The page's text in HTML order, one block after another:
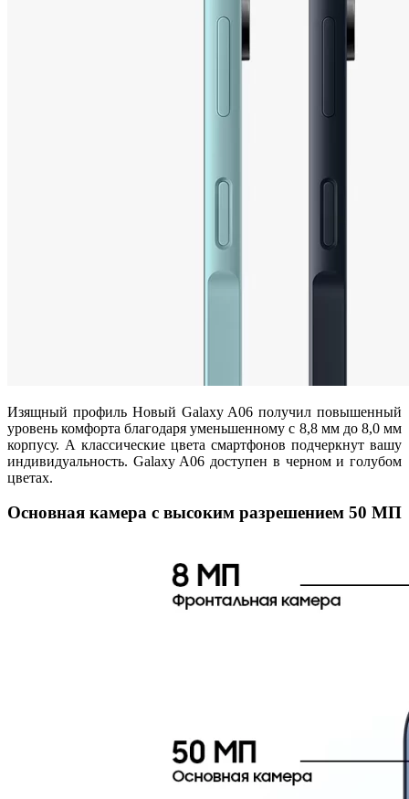
Изящный профиль Новый Galaxy A06 получил повышенный
уровень комфорта благодаря уменьшенному с 8,8 мм до 8,0 мм
корпусу. А классические цвета смартфонов подчеркнут вашу
индивидуальность. Galaxy A06 доступен в черном и голубом
цветах.
Основная камера с высоким разрешением 50 МП